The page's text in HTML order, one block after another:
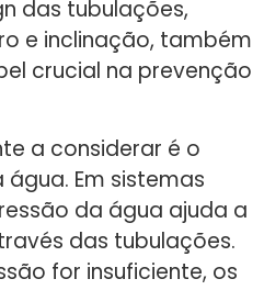
das tubulações,
e inclinação, também
crucial na prevenção
a considerar é o
Em sistemas
da água ajuda a
das tubulações.
for insuficiente, os